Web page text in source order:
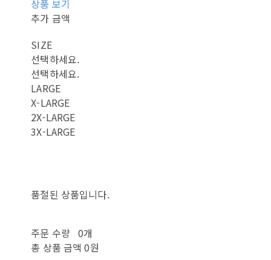
상품 보기
추가 금액
SIZE
선택하세요.
선택하세요.
LARGE
X-LARGE
2X-LARGE
3X-LARGE
품절된 상품입니다.
주문 수량 0개
총 상품 금액 0원